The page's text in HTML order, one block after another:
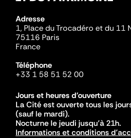
Adresse
1, Place du Trocadéro et du 11
75116 Paris
France
Téléphone
+33 1 58 51 52 00
Jours et heures d'ouverture
La Cité est ouverte tous les
(sauf le mardi).
Nocturne le jeudi jusqu'à 21h.
Informations et conditions